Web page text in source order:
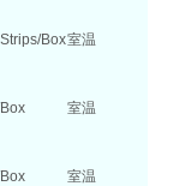
Box室温
室温
室温